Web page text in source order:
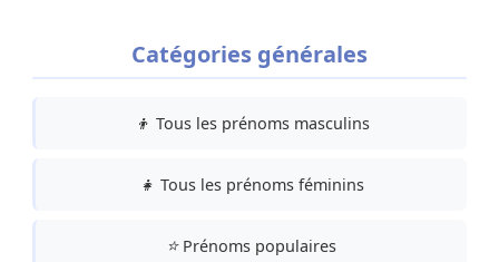
Catégories générales
👦 Tous les prénoms masculins
👧 Tous les prénoms féminins
⭐Prénoms populaires